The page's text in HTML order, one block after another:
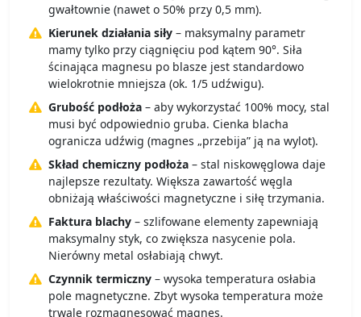
gwałtownie (nawet o 50% przy 0,5 mm).
Kierunek działania siły – maksymalny parametr
mamy tylko przy ciągnięciu pod kątem 90°. Siła
ścinająca magnesu po blasze jest standardowo
wielokrotnie mniejsza (ok. 1/5 udźwigu).
Grubość podłoża – aby wykorzystać 100% mocy, stal
musi być odpowiednio gruba. Cienka blacha
ogranicza udźwig (magnes „przebija” ją na wylot).
Skład chemiczny podłoża – stal niskowęglowa daje
najlepsze rezultaty. Większa zawartość węgla
obniżają właściwości magnetyczne i siłę trzymania.
Faktura blachy – szlifowane elementy zapewniają
maksymalny styk, co zwiększa nasycenie pola.
Nierówny metal osłabiają chwyt.
Czynnik termiczny – wysoka temperatura osłabia
pole magnetyczne. Zbyt wysoka temperatura może
trwale rozmagnesować magnes.